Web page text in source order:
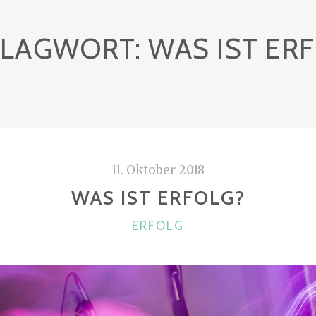
WAS IST
11. Oktober 2018
WAS IST ERFOLG?
KATEGORIEN
ERFOLG